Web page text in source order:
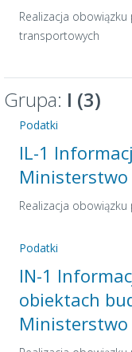
Realizacja
transportowych
Grupa: I (3)
Podatki
IL-1
Ministerstwo
Realizacja
Podatki
IN-1
obiektach
Ministerstwo